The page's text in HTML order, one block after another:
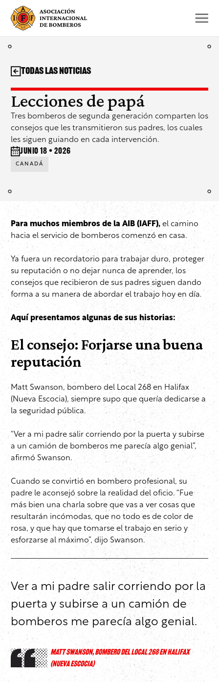
Saltar
contenido
Lecciones de papá
Tres bomberos de segunda generación comparten los
consejos que les transmitieron sus padres, los cuales
les siguen guiando en cada intervención.
junio 18 • 2026
CANADÁ
Todas las noticias
Para muchos miembros de la AIB (IAFF), el camino
hacia el servicio de bomberos comenzó en casa.
Ya fuera un recordatorio para trabajar duro, proteger
su reputación o no dejar nunca de aprender, los
consejos que recibieron de sus padres siguen dando
forma a su manera de abordar el trabajo hoy en día.
Aquí presentamos algunas de sus historias:
El consejo: Forjarse una buena
reputación
Matt Swanson, bombero del Local 268 en Halifax
(Nueva Escocia), siempre supo que quería dedicarse a
la seguridad pública.
“Ver a mi padre salir corriendo por la puerta y subirse
a un camión de bomberos me parecía algo genial”,
afirmó Swanson.
Cuando se convirtió en bombero profesional, su
padre le aconsejó sobre la realidad del oficio. “Fue
más bien una charla sobre que vas a ver cosas que
resultarán incómodas, que no todo es de color de
rosa, y que hay que tomarse el trabajo en serio y
esforzarse al máximo”, dijo Swanson.
Ver a mi padre salir corriendo por la
puerta y subirse a un camión de
bomberos me parecía algo genial.
MATT SWANSON, BOMBERO DEL LOCAL 268 EN HALIFAX
(NUEVA ESCOCIA)